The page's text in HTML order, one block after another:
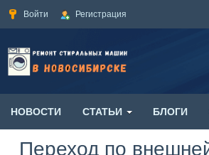
Войти Регистрация
НОВОСТИ СТАТЬИ БЛОГИ
Переход по